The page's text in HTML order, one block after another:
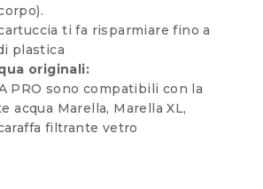
ti fa risparmiare fino a
plastica
originali:
PRO sono compatibili con la
acqua Marella, Marella XL,
filtrante vetro